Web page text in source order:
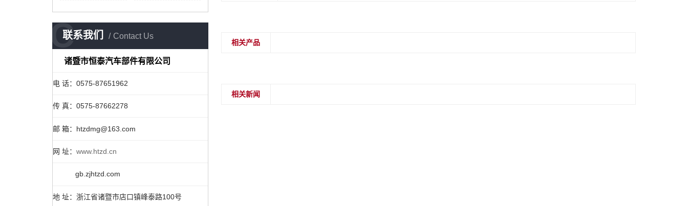
联系我们 Contact Us
C
诸暨市恒泰汽车部件有限公司
电 话：0575-87651962
传 真：0575-87662278
邮 箱：htzdmg@163.com
网 址： www.htzd.cn
gb.zjhtzd.com
地 址：浙江省诸暨市店口镇峰泰路100号
相关产品
相关新闻